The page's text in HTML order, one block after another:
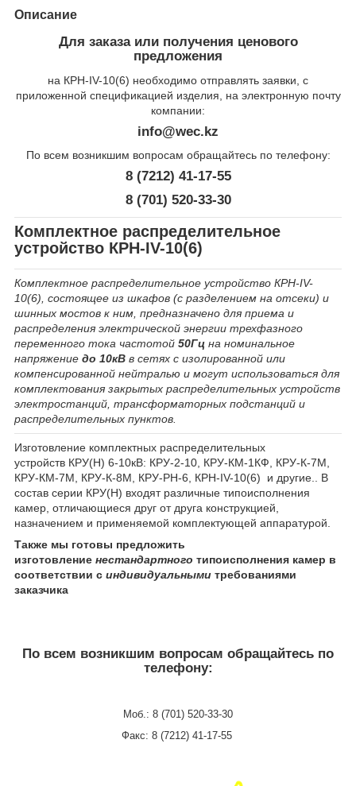
Описание
Для заказа или получения ценового
предложения
на КРН-IV-10(6) необходимо отправлять заявки, с
приложенной спецификацией изделия, на электронную почту
компании:
info@wec.kz
По всем возникшим вопросам обращайтесь по телефону:
8 (7212) 41-17-55
8 (701) 520-33-30
Комплектное распределительное
устройство КРН-IV-10(6)
Комплектное распределительное устройство КРН-IV-
10(6), состоящее из шкафов (с разделением на отсеки) и
шинных мостов к ним, предназначено для приема и
распределения электрической энергии трехфазного
переменного тока частотой 50Гц на номинальное
напряжение до 10кВ в сетях с изолированной или
компенсированной нейтралью и могут использоваться для
комплектования закрытых распределительных устройств
электростанций, трансформаторных подстанций и
распределительных пунктов.
Изготовление комплектных распределительных
устройств КРУ(Н) 6-10кВ: КРУ-2-10, КРУ-КМ-1КФ, КРУ-К-7М,
КРУ-КМ-7М, КРУ-К-8М, КРУ-РН-6, КРН-IV-10(6) и другие.. В
состав серии КРУ(Н) входят различные типоисполнения
камер, отличающиеся друг от друга конструкцией,
назначением и применяемой комплектующей аппаратурой.
Также мы готовы предложить
изготовление нестандартного типоисполнения камер в
соответствии с индивидуальными требованиями
заказчика
По всем возникшим вопросам обращайтесь по
телефону:
Моб.: 8 (701) 520-33-30
Факс: 8 (7212) 41-17-55